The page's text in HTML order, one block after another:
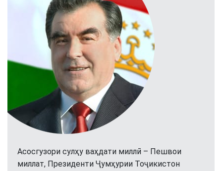
Асосгузори сулҳу ваҳдати миллӣ – Пешвои
миллат, Президенти Ҷумҳурии Тоҷикистон